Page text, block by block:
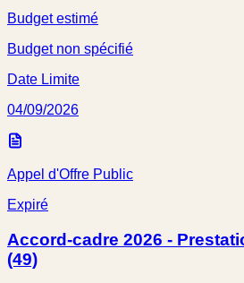
Budget estimé
Budget non spécifié
Date Limite
04/09/2026
Appel d'Offre Public
Expiré
Accord-cadre 2026 -
(49)